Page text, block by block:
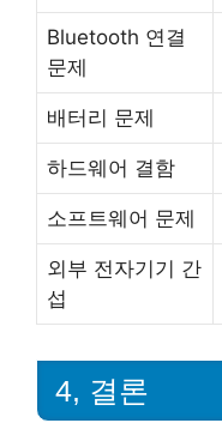
Bluetooth 연결
문제
배터리 문제
하드웨어 결함
소프트웨어 문제
외부 전자기기 간
섭
4, 결론